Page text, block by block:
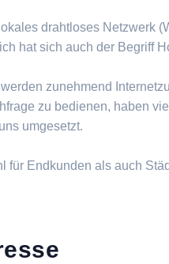
drahtloses Netzwerk
hat sich auch der Begriff
zunehmend
zu bedienen, haben
umgesetzt.
für Endkunden als auch